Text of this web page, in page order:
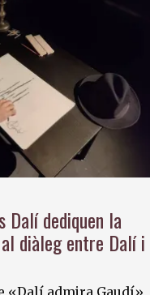
Dalí dediquen la
diàleg entre Dalí i